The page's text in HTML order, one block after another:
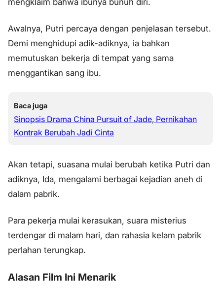
mengklaim bahwa ibunya bunuh diri.
Awalnya, Putri percaya dengan penjelasan tersebut.
Demi menghidupi adik-adiknya, ia bahkan
memutuskan bekerja di tempat yang sama
menggantikan sang ibu.
Baca juga
Sinopsis Drama China Pursuit of Jade, Pernikahan
Kontrak Berubah Jadi Cinta
Akan tetapi, suasana mulai berubah ketika Putri dan
adiknya, Ida, mengalami berbagai kejadian aneh di
dalam pabrik.
Para pekerja mulai kerasukan, suara misterius
terdengar di malam hari, dan rahasia kelam pabrik
perlahan terungkap.
Alasan Film Ini Menarik